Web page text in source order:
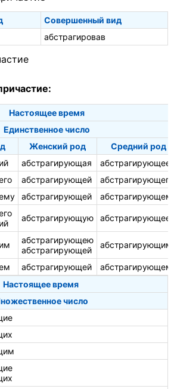
Совершенный вид
абстрагировав
Настоящее время
Единственное число
Женский род
Средний род
абстрагирующая
абстрагирующее
абстрагирующей
абстрагирующего
абстрагирующей
абстрагирующую абстрагирующее
абстрагирующею
абстрагирующей
абстрагирующим
абстрагирующей
абстрагирующем
Настоящее время
число